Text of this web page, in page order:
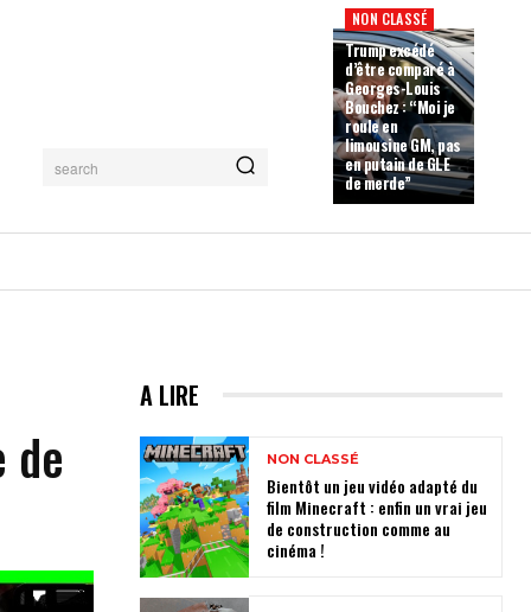
search
NON CLASSÉ
Trump excédé
d’être comparé à
Georges-Louis
Bouchez : “Moi je
roule en
limousine GM, pas
en putain de GLE
de merde”
de
A LIRE
NON CLASSÉ
Bientôt un jeu vidéo adapté du
film Minecraft : enfin un vrai jeu
de construction comme au
cinéma !